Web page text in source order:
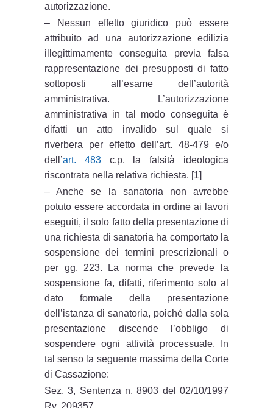
autorizzazione.
– Nessun effetto giuridico può essere
attribuito ad una autorizzazione edilizia
illegittimamente conseguita previa falsa
rappresentazione dei presupposti di fatto
sottoposti all’esame dell’autorità
amministrativa. L’autorizzazione
amministrativa in tal modo conseguita è
difatti un atto invalido sul quale si
riverbera per effetto dell’art. 48-479 e/o
dell’art. 483c.p. la falsità ideologica
riscontrata nella relativa richiesta. [1]
– Anche se la sanatoria non avrebbe
potuto essere accordata in ordine ai lavori
eseguiti, il solo fatto della presentazione di
una richiesta di sanatoria ha comportato la
sospensione dei termini prescrizionali o
per gg. 223. La norma che prevede la
sospensione fa, difatti, riferimento solo al
dato formale della presentazione
dell’istanza di sanatoria, poiché dalla sola
presentazione discende l’obbligo di
sospendere ogni attività processuale. In
tal senso la seguente massima della Corte
di Cassazione:
Sez. 3, Sentenza n. 8903 del 02/10/1997
Rv. 209357